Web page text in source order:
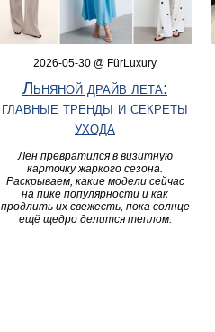
2026-05-30 @ FürLuxury
Льняной драйв лета:
главные тренды и секреты
ухода
Лён превратился в визитную
карточку жаркого сезона.
Раскрываем, какие модели сейчас
на пике популярности и как
продлить их свежесть, пока солнце
ещё щедро делится теплом.